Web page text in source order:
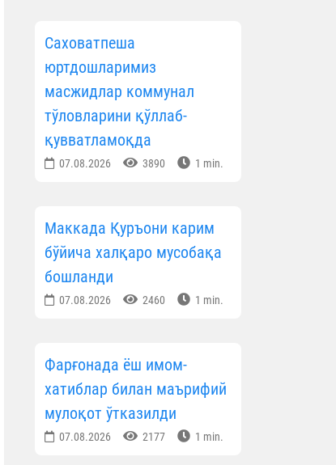
Саховатпеша
юртдошларимиз
масжидлар коммунал
тўловларини қўллаб-
қувватламоқда
07.08.2026 3890 1 min.
Маккада Қуръони карим
бўйича халқаро мусобақа
бошланди
07.08.2026 2460 1 min.
Фарғонада ёш имом-
хатиблар билан маърифий
мулоқот ўтказилди
07.08.2026 2177 1 min.